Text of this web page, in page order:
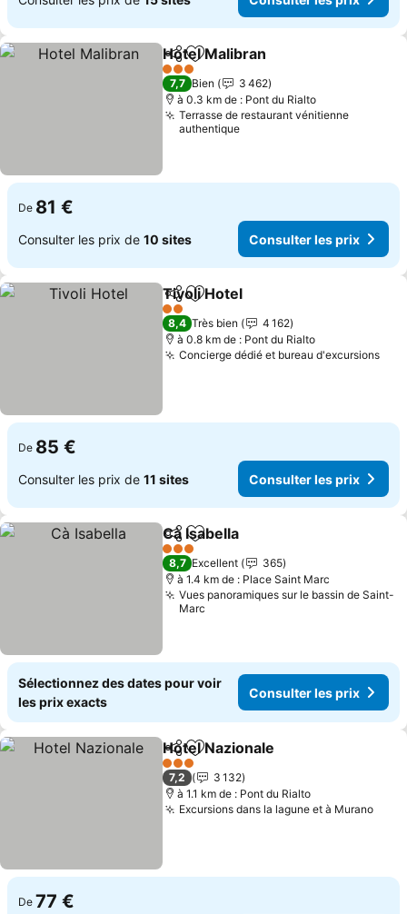
PartagerAjouter à mes favoris
Hotel Malibran
3 Étoiles
7,7 Bien
3 462
à 0.3 km de : Pont du Rialto
Terrasse de restaurant vénitienne
authentique
De 81 €
Consulter les prix de 10 sites Consulter les prix
PartagerAjouter à mes favoris
Tivoli Hotel
2 Étoiles
8,4 Très bien
4 162
à 0.8 km de : Pont du Rialto
Concierge dédié et bureau d'excursions
De 85 €
Consulter les prix de 11 sites Consulter les prix
PartagerAjouter à mes favoris
Cà Isabella
3 Étoiles
8,7 Excellent
365
à 1.4 km de : Place Saint Marc
Vues panoramiques sur le bassin de Saint-
Marc
Sélectionnez des dates pour voir
les prix exacts
Consulter les prix
PartagerAjouter à mes favoris
Hotel Nazionale
3 Étoiles
7,2
3 132
à 1.1 km de : Pont du Rialto
Excursions dans la lagune et à Murano
De 77 €